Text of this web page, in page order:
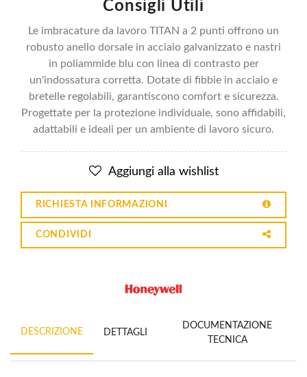
Consigli Utili
Le imbracature da lavoro TITAN a 2 punti offrono un
robusto anello dorsale in acciaio galvanizzato e nastri
in poliammide blu con linea di contrasto per
un'indossatura corretta. Dotate di fibbie in acciaio e
bretelle regolabili, garantiscono comfort e sicurezza.
Progettate per la protezione individuale, sono affidabili,
adattabili e ideali per un ambiente di lavoro sicuro.
Aggiungi alla wishlist
RICHIESTA INFORMAZIONI
CONDIVIDI
DESCRIZIONE DETTAGLI
DOCUMENTAZIONE
TECNICA